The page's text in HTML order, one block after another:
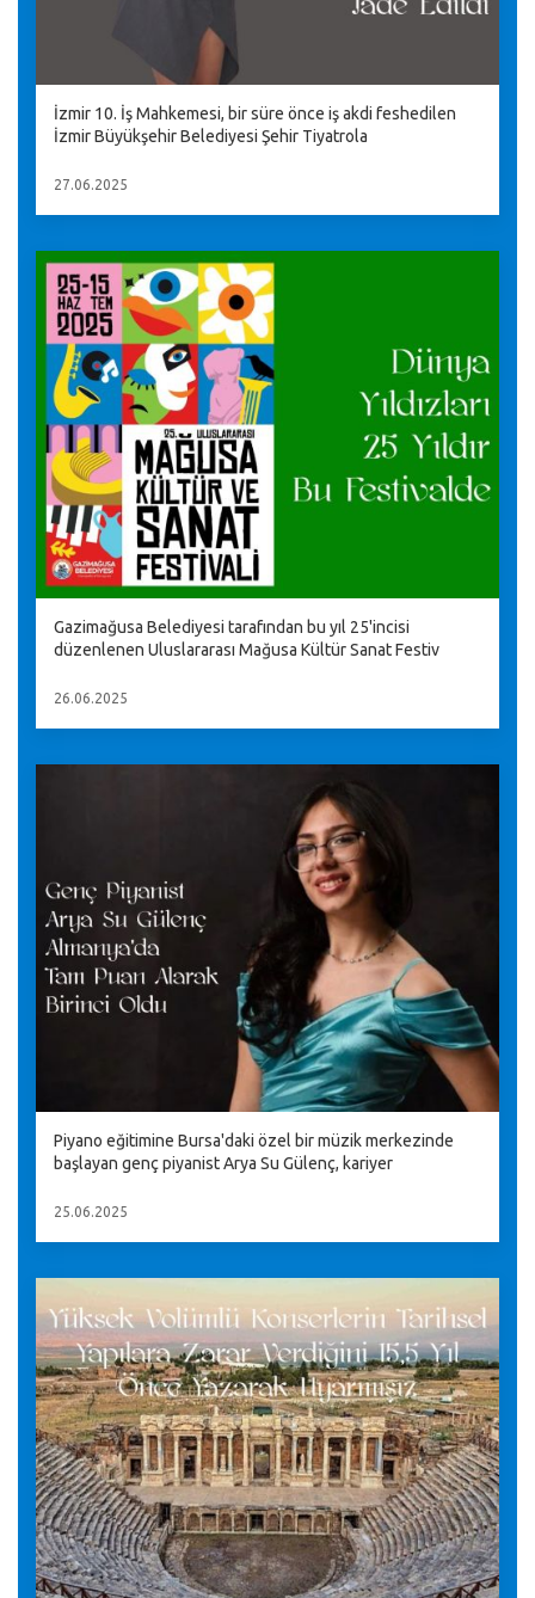
İzmir 10. İş Mahkemesi, bir süre önce iş akdi feshedilen
İzmir Büyükşehir Belediyesi Şehir Tiyatrola
27.06.2025
Gazimağusa Belediyesi tarafından bu yıl 25'incisi
düzenlenen Uluslararası Mağusa Kültür Sanat Festiv
26.06.2025
Piyano eğitimine Bursa'daki özel bir müzik merkezinde
başlayan genç piyanist Arya Su Gülenç, kariyer
25.06.2025